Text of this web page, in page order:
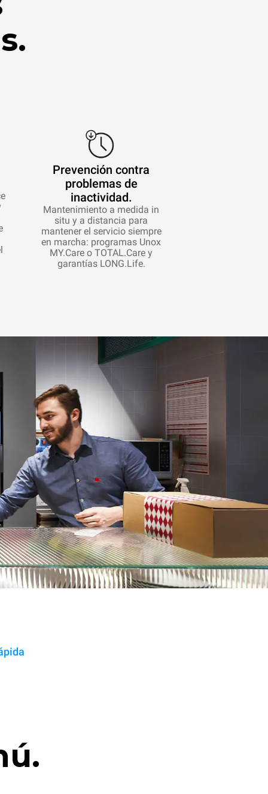
Prevención contra
problemas de
inactividad.
Mantenimiento a medida in
situ y a distancia para
mantener el servicio siempre
en marcha: programas Unox
MY.Care o TOTAL.Care y
garantías LONG.Life.